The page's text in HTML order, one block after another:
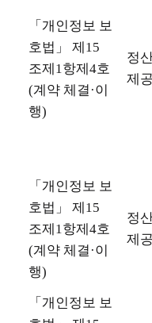
「개인정보 보
호법」 제15
조제1항제4호
(계약 체결·이
행)
정
제
「개인정보 보
호법」 제15
조제1항제4호
(계약 체결·이
행)
정
제
「개인정보 보